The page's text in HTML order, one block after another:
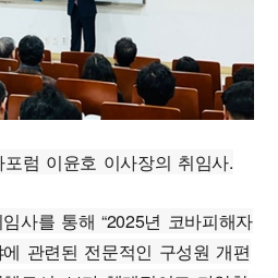
럼 이윤호 이사장의 취임사.
사를 통해 “2025년 코바피해자
관련된 전문적인 구성원 개편